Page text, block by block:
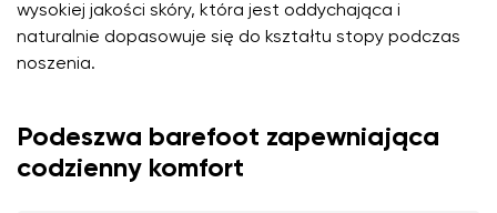
wysokiej jakości skóry, która jest oddychająca i
naturalnie dopasowuje się do kształtu stopy podczas
noszenia.
Podeszwa barefoot zapewniająca
codzienny komfort